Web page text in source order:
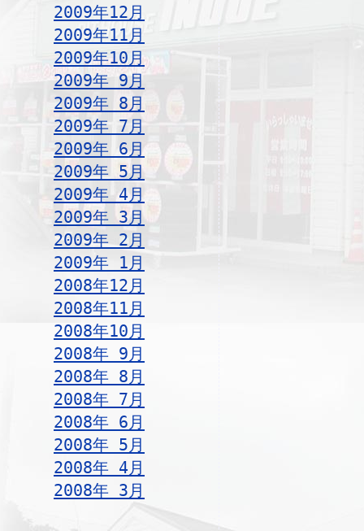
2009年12月
2009年11月
2009年10月
2009年 9月
2009年 8月
2009年 7月
2009年 6月
2009年 5月
2009年 4月
2009年 3月
2009年 2月
2009年 1月
2008年12月
2008年11月
2008年10月
2008年 9月
2008年 8月
2008年 7月
2008年 6月
2008年 5月
2008年 4月
2008年 3月